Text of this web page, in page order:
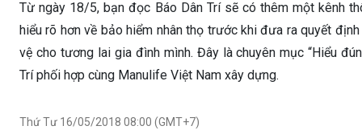
Từ ngày 18/5, bạn đọc Báo Dân Trí sẽ có thêm một kênh
hiểu rõ hơn về bảo hiểm nhân thọ trước khi đưa ra quyết
vệ cho tương lai gia đình mình. Đây là chuyên mục “Hiểu
Trí phối hợp cùng Manulife Việt Nam xây dựng.
Thứ Tư 16/05/2018 08:00 (GMT+7)